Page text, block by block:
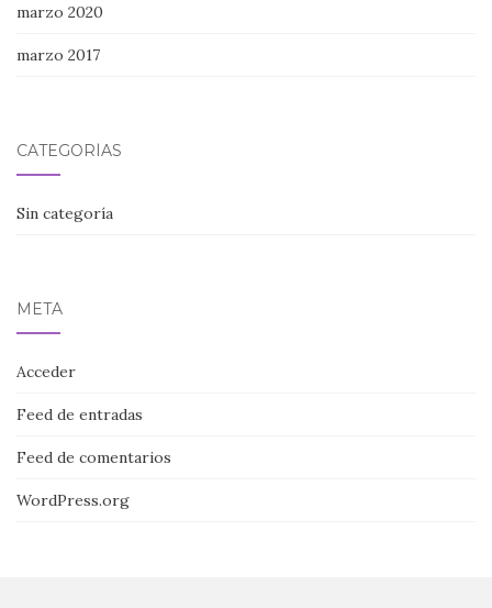
marzo 2020
marzo 2017
CATEGORÍAS
Sin categoría
META
Acceder
Feed de entradas
Feed de comentarios
WordPress.org